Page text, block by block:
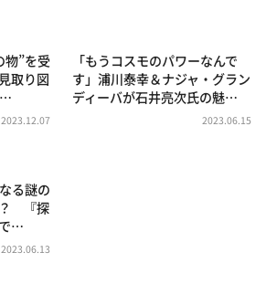
物”を受
取り図
…
2023.12.07
「もうコスモのパワーなんで
す」浦川泰幸＆ナジャ・グラン
ディーバが石井亮次氏の魅…
2023.06.15
る謎の
？ 『探
…
2023.06.13